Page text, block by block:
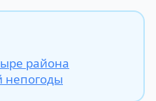
района
непогоды